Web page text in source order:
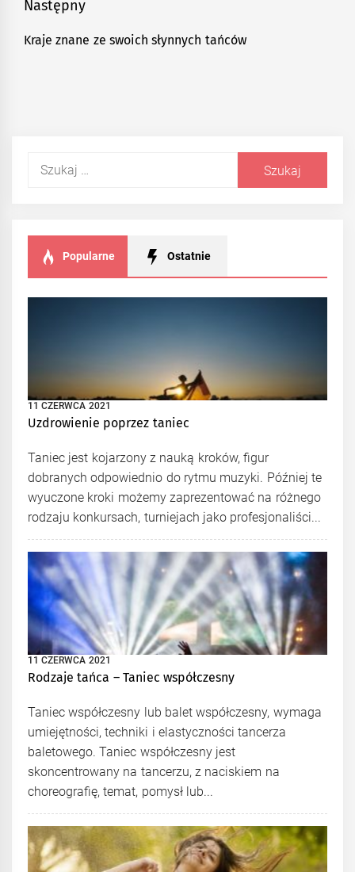
Następny
Następny
Kraje znane ze swoich słynnych tańców
Popularne Ostatnie
11 CZERWCA 2021
Uzdrowienie poprzez taniec
Taniec jest kojarzony z nauką kroków, figur
dobranych odpowiednio do rytmu muzyki. Później te
wyuczone kroki możemy zaprezentować na różnego
rodzaju konkursach, turniejach jako profesjonaliści...
11 CZERWCA 2021
Rodzaje tańca – Taniec współczesny
Taniec współczesny lub balet współczesny, wymaga
umiejętności, techniki i elastyczności tancerza
baletowego. Taniec współczesny jest
skoncentrowany na tancerzu, z naciskiem na
choreografię, temat, pomysł lub...